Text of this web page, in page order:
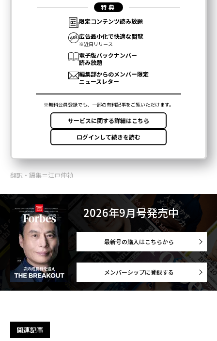
翻訳・編集＝江戸伸禎
2026年9月号発売中
最新号の購入はこちらから
メンバーシップに登録する
関連記事